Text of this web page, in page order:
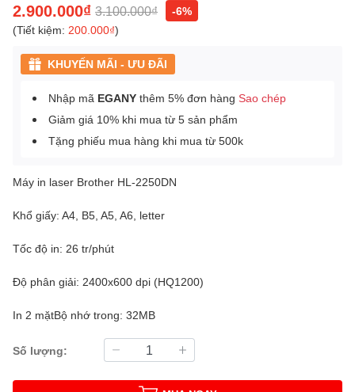
2.900.000₫ 3.100.000₫
-6%
(Tiết kiệm: 200.000₫)
KHUYẾN MÃI - ƯU ĐÃI
Nhập mã EGANY thêm 5% đơn hàng Sao chép
Giảm giá 10% khi mua từ 5 sản phẩm
Tặng phiếu mua hàng khi mua từ 500k
Máy in laser Brother HL-2250DN
Khổ giấy: A4, B5, A5, A6, letter
Tốc độ in: 26 tr/phút
Độ phân giải: 2400x600 dpi (HQ1200)
In 2 mặtBộ nhớ trong: 32MB
Số lượng: